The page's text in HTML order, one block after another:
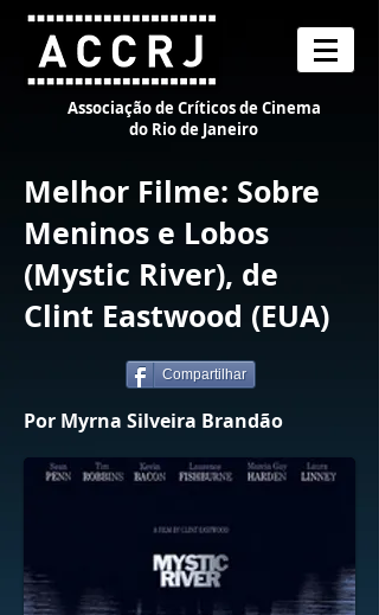
Associação de Críticos de Cinema
do Rio de Janeiro
Melhor Filme: Sobre
Meninos e Lobos
(Mystic River), de
Clint Eastwood (EUA)
Compartilhar
Por Myrna Silveira Brandão